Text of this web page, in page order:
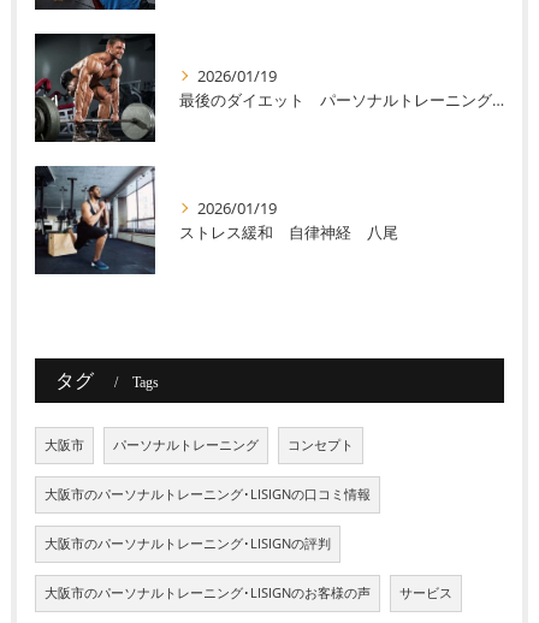
2026/01/19
最後のダイエット パーソナルトレーニング 八尾
2026/01/19
ストレス緩和 自律神経 八尾
タグ Tags
大阪市 パーソナルトレーニング コンセプト
大阪市のパーソナルトレーニング･LISIGNの口コミ情報
大阪市のパーソナルトレーニング･LISIGNの評判
大阪市のパーソナルトレーニング･LISIGNのお客様の声 サービス